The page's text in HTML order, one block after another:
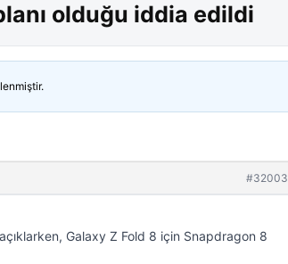
olduğu iddia edildi
#32003
Galaxy Z Fold 8 için Snapdragon 8